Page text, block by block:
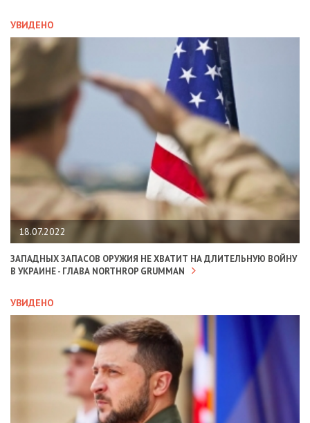
УВИДЕНО
18.07.2022
ЗАПАДНЫХ ЗАПАСОВ ОРУЖИЯ НЕ ХВАТИТ НА ДЛИТЕЛЬНУЮ ВОЙНУ
В УКРАИНЕ - ГЛАВА NORTHROP GRUMMAN
УВИДЕНО